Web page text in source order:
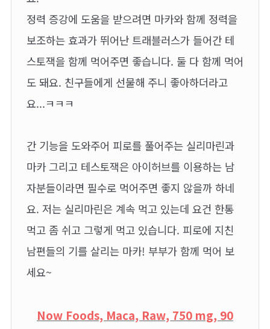
정력 증강에 도움을 받으려면 마카와 함께 정력을
보조하는 효과가 뛰어난 트래블러스가 들어간 테
스토잭을 함께 먹어주면 좋습니다. 둘 다 함께 먹어
도 돼요. 친구들에게 선물해 주니 좋아하더라고
요...ㅋㅋㅋ
간 기능을 도와주어 피로를 풀어주는 실리마린과
마카 그리고 테스토잭은 아이허브를 이용하는 남
자분들이라면 필수로 먹어주면 좋지 않을까 하네
요. 저는 실리마린은 계속 먹고 있는데 요건 한통
먹고 좀 쉬고 그렇게 먹고 있습니다. 피로에 지친
남편들의 기를 살리는 마카! 부부가 함께 먹어 보
세요~
Now Foods, Maca, Raw, 750 mg, 90